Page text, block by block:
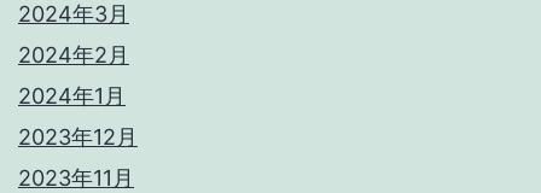
2024年3月
2024年2月
2024年1月
2023年12月
2023年11月